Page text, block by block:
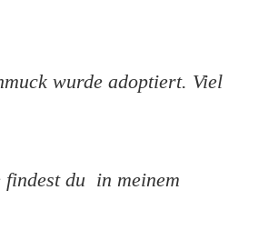
wurde adoptiert. Viel
findest du in meinem